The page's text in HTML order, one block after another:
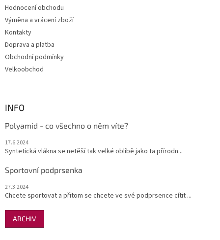
Hodnocení obchodu
Výměna a vrácení zboží
Kontakty
Doprava a platba
Obchodní podmínky
Velkoobchod
INFO
Polyamid - co všechno o něm víte?
17.6.2024
Syntetická vlákna se netěší tak velké oblibě jako ta přírodn...
Sportovní podprsenka
27.3.2024
Chcete sportovat a přitom se chcete ve své podprsence cítit ...
ARCHIV